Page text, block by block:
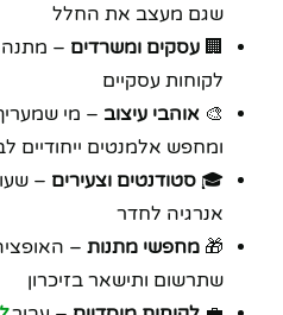
שגם מעצב את החלל
🏢 עסקים ומשרדים – מתנה
לקוחות עסקיים
🎨 אוהבי עיצוב – מי
ומחפש אלמנטים ייחודיים
🎓 סטודנטים וצעירים –
אנרגיה לחדר
🎁 מחפשי מתנות –
שתרשום ותישאר בזיכרון